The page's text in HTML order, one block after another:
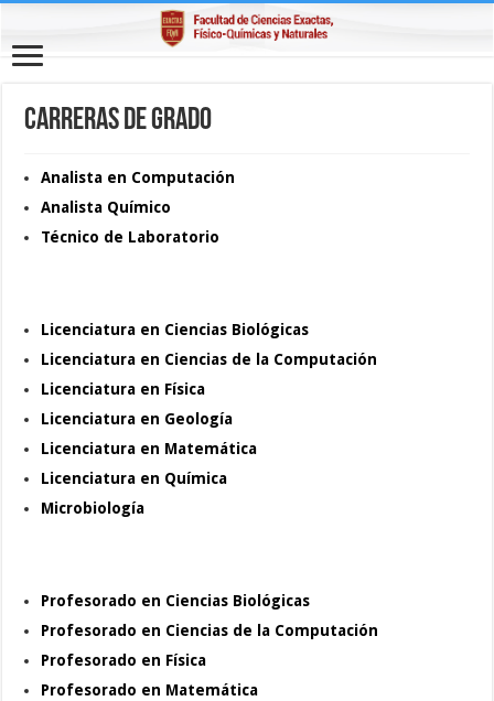
Carreras de grado
Analista en Computación
Analista Químico
Técnico de Laboratorio
Licenciatura en Ciencias Biológicas
Licenciatura en Ciencias de la Computación
Licenciatura en Física
Licenciatura en Geología
Licenciatura en Matemática
Licenciatura en Química
Microbiología
Profesorado en Ciencias Biológicas
Profesorado en Ciencias de la Computación
Profesorado en Física
Profesorado en Matemática